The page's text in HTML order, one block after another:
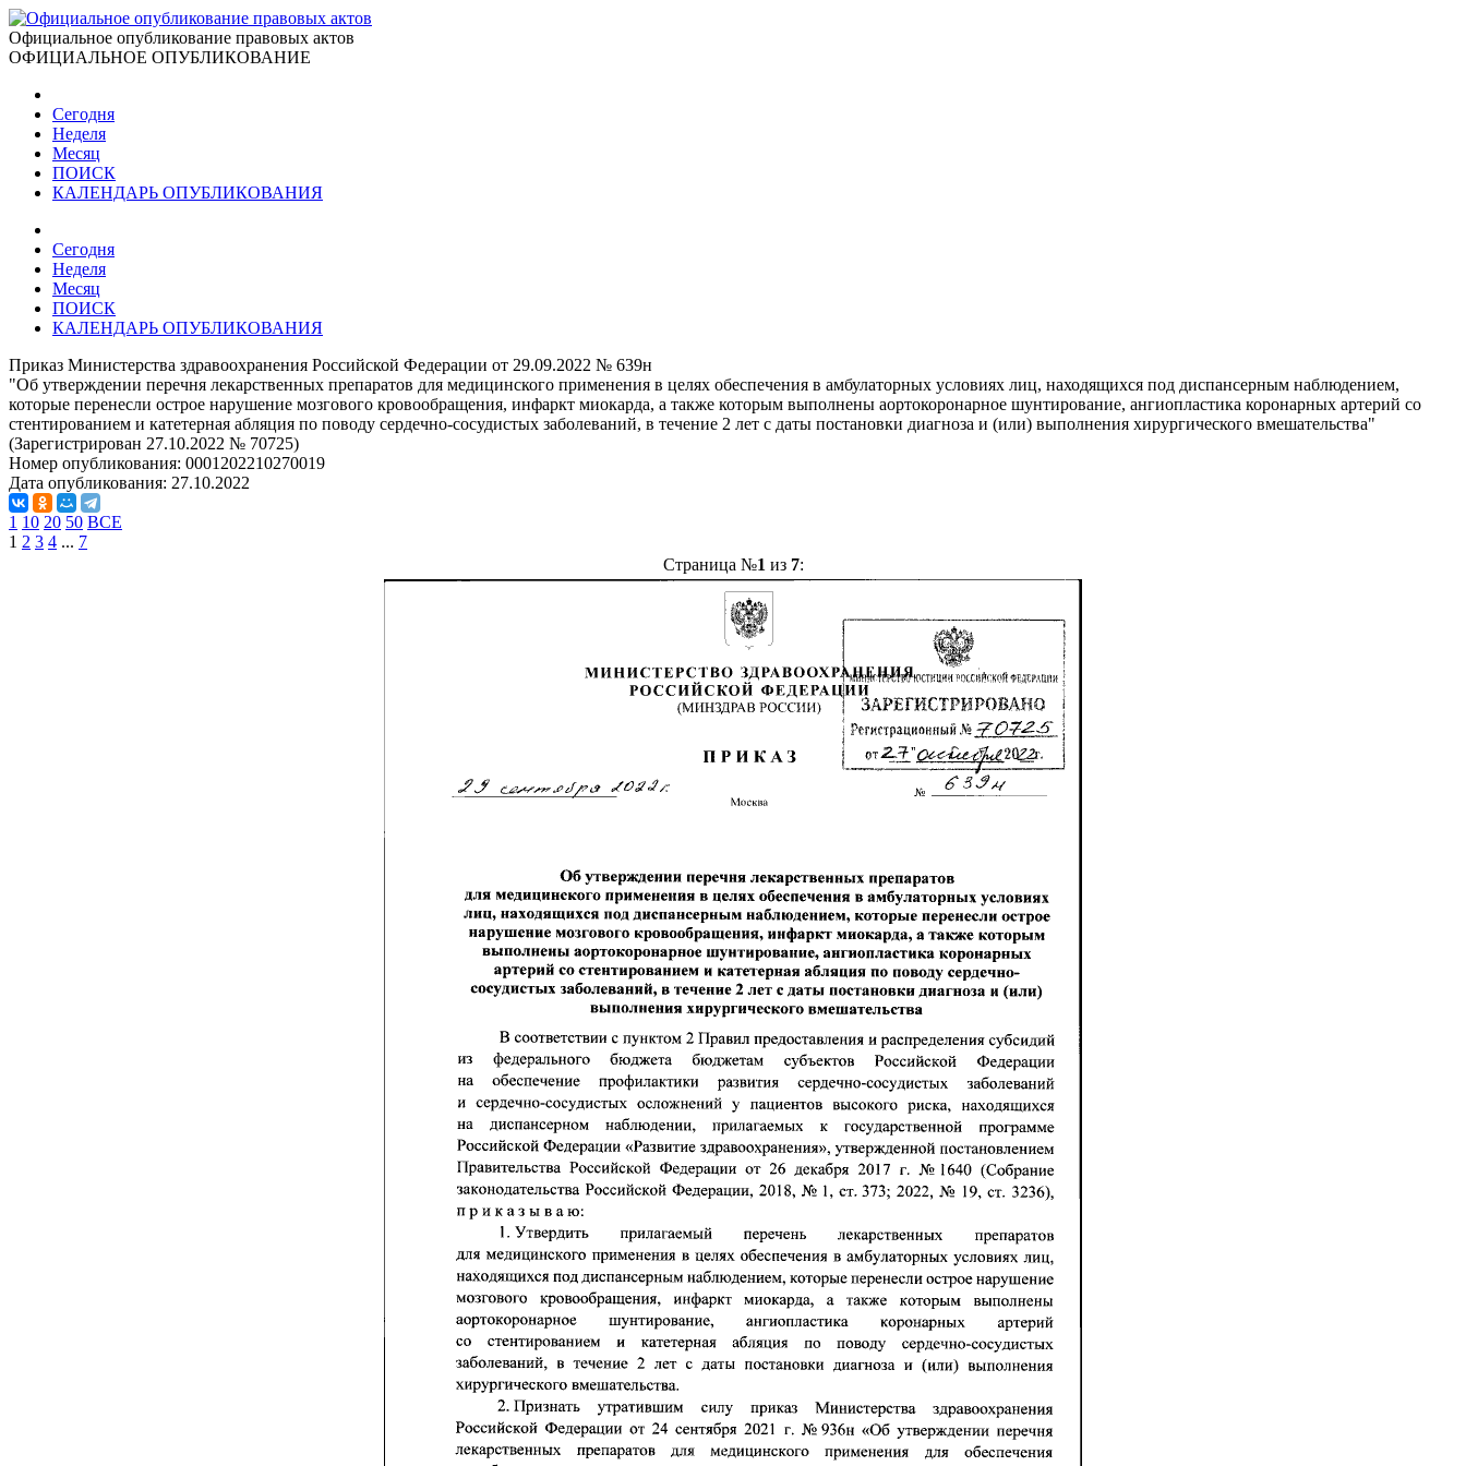
Официальное опубликование правовых актов
ОФИЦИАЛЬНОЕ ОПУБЛИКОВАНИЕ
Сегодня
Неделя
Месяц
ПОИСК
КАЛЕНДАРЬ ОПУБЛИКОВАНИЯ
Сегодня
Неделя
Месяц
ПОИСК
КАЛЕНДАРЬ ОПУБЛИКОВАНИЯ
Приказ Министерства здравоохранения Российской Федерации от 29.09.2022 № 639н
"Об утверждении перечня лекарственных препаратов для медицинского применения в целях обеспечения в амбулаторных условиях лиц, находящихся под диспансерным наблюдением,
которые перенесли острое нарушение мозгового кровообращения, инфаркт миокарда, а также которым выполнены аортокоронарное шунтирование, ангиопластика коронарных артерий со
стентированием и катетерная абляция по поводу сердечно-сосудистых заболеваний, в течение 2 лет с даты постановки диагноза и (или) выполнения хирургического вмешательства"
(Зарегистрирован 27.10.2022 № 70725)
Номер опубликования: 0001202210270019
Дата опубликования: 27.10.2022
1 10 20 50 ВСЕ
1 2 3 4 ... 7
Страница №1 из 7: